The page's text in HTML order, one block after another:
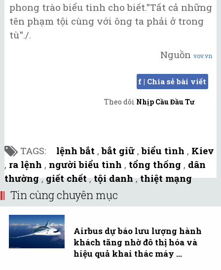
phong trào biểu tình cho biết."Tất cả những
tên phạm tội cùng với ông ta phải ở trong
tù"./.
Nguồn vov.vn
f | Chia sẻ bài viết
Theo dõi Nhịp Cầu Đầu Tư
TAGS: lệnh bắt ,bắt giữ ,biểu tình , Kiev
, ra lệnh , người biểu tình , tổng thống , dân
thường,giết chết,tội danh,thiệt mạng
Tin cùng chuyên mục
Airbus dự báo lưu lượng hành
khách tăng nhờ đô thị hóa và
hiệu quả khai thác máy ...